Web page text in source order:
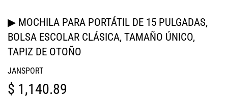
▶ MOCHILA PARA PORTÁTIL DE 15 PULGADAS,
BOLSA ESCOLAR CLÁSICA, TAMAÑO ÚNICO,
TAPIZ DE OTOÑO
JANSPORT
$ 1,140.89